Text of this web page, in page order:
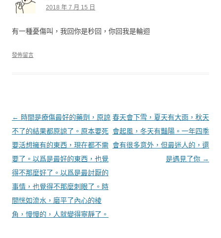
2018 年 7 月 15 日
有一種憂傷叫，我回你是秒回，你回我是輪迴
發佈留言
文章導覽
← 時間是療傷最好的藥劑，原諒
不了的結果都原諒了。原本要死
要活想擁有的東西，現在都不需
要了。以爲是最好的東西，也覺
得不那麼好了。以爲是最討厭的
事情，也覺得不那麼刺眼了。時
間恍如流水，磨平了內心的棱
角，慢慢的，人就變得寧靜了。
春天會下雪，夏天有大雨，秋天
會起風，冬天有豔陽。一年四季
會有很多意外，但最迷人的，還
是遇見了你 →